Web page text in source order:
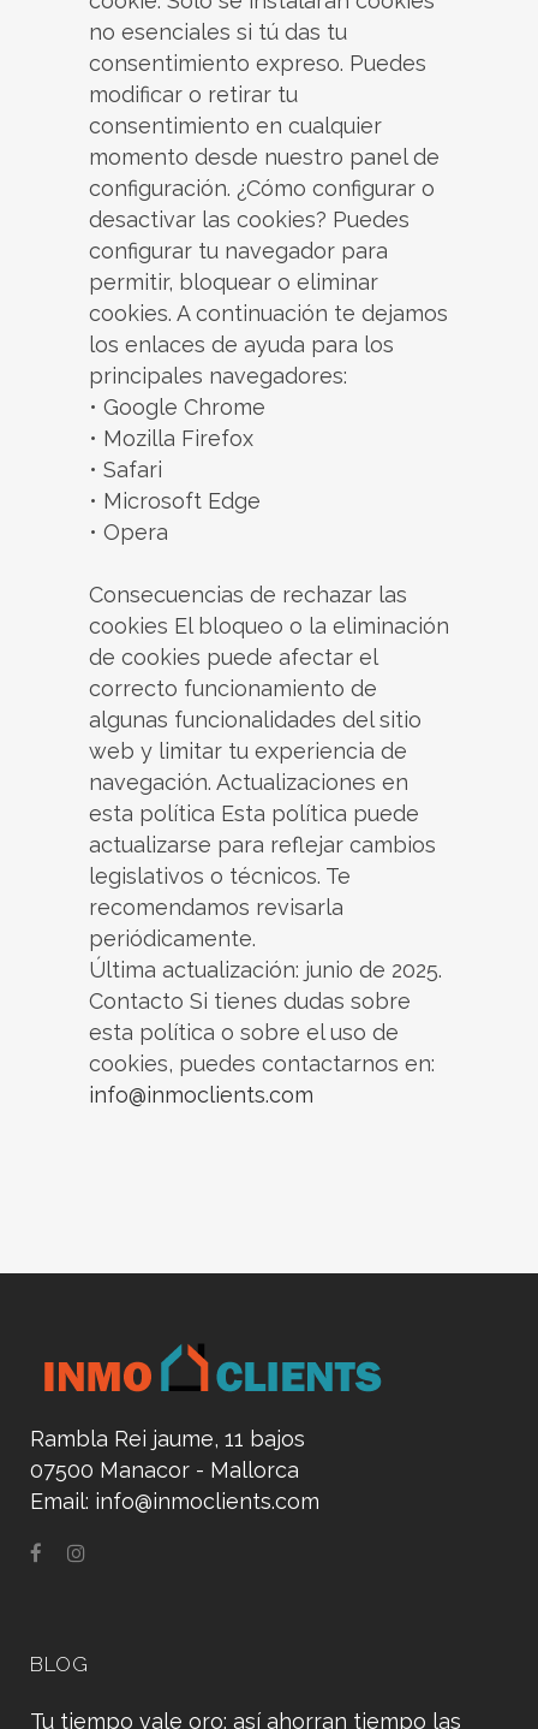
no esenciales si tú das tu
consentimiento expreso. Puedes
modificar o retirar tu
consentimiento en cualquier
momento desde nuestro panel de
configuración. ¿Cómo configurar o
desactivar las cookies? Puedes
configurar tu navegador para
permitir, bloquear o eliminar
cookies. A continuación te dejamos
los enlaces de ayuda para los
principales navegadores:
• Google Chrome
• Mozilla Firefox
• Safari
• Microsoft Edge
• Opera
Consecuencias de rechazar las
cookies El bloqueo o la eliminación
de cookies puede afectar el
correcto funcionamiento de
algunas funcionalidades del sitio
web y limitar tu experiencia de
navegación. Actualizaciones en
esta política Esta política puede
actualizarse para reflejar cambios
legislativos o técnicos. Te
recomendamos revisarla
periódicamente.
Última actualización: junio de 2025.
Contacto Si tienes dudas sobre
esta política o sobre el uso de
cookies, puedes contactarnos en:
info@inmoclients.com
Rambla Rei jaume, 11 bajos
07500 Manacor - Mallorca
Email: info@inmoclients.com
BLOG
Tu tiempo vale oro: así ahorran tiempo las